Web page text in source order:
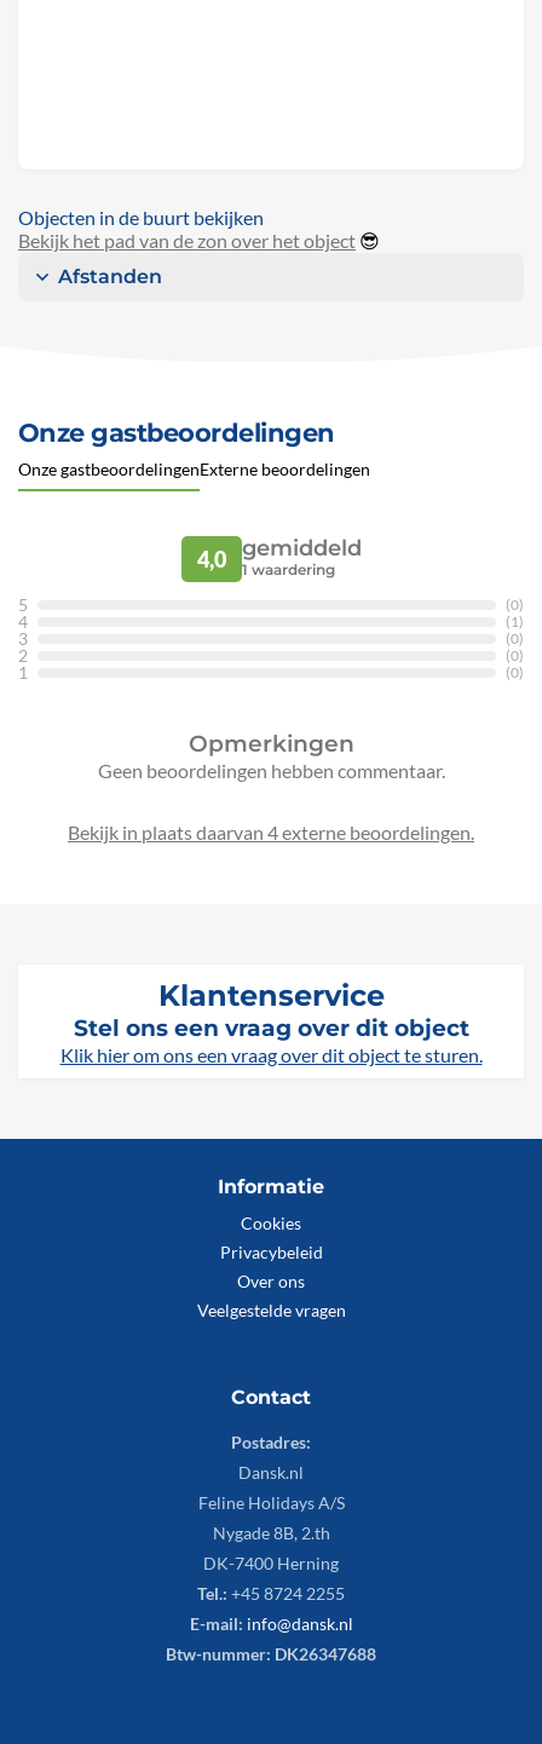
Objecten in de buurt bekijken
Bekijk het pad van de zon over het object 😎
Afstanden
Onze gastbeoordelingen
Onze gastbeoordelingenExterne beoordelingen
4,0 gemiddeld
1 waardering
5 (0)
4 (1)
3 (0)
2 (0)
1 (0)
Opmerkingen
Geen beoordelingen hebben commentaar.
Bekijk in plaats daarvan 4 externe beoordelingen.
Klantenservice
Stel ons een vraag over dit object
Klik hier om ons een vraag over dit object te sturen.
Informatie
Cookies
Privacybeleid
Over ons
Veelgestelde vragen
Contact
Postadres:
Dansk.nl
Feline Holidays A/S
Nygade 8B, 2.th
DK-7400 Herning
Tel.: +45 8724 2255
E-mail: info@dansk.nl
Btw-nummer: DK26347688